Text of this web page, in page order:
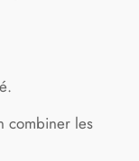
combiner les